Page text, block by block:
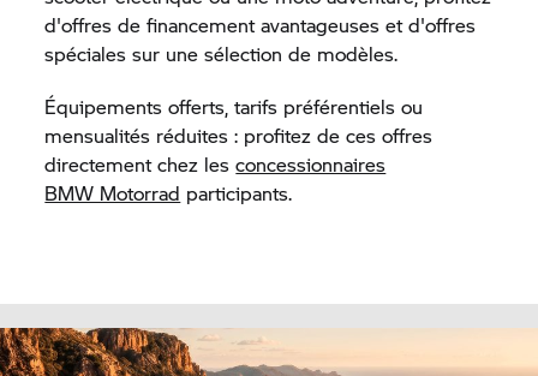
d'offres de financement avantageuses et d'offres
spéciales sur une sélection de modèles.
Équipements offerts, tarifs préférentiels ou
mensualités réduites : profitez de ces offres
directement chez lesconcessionnaires
BMW Motorrad participants.